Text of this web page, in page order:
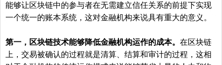
能够让区块链中的参与者在无需建立信任关系的前提下实现
一个统一的账本系统，这对金融机构来说具有重大的意义。
第一，区块链技术能够降低金融机构运作的成本。 在区块链
上，交易被确认的过程就是清算、结算和审计的过程，这相